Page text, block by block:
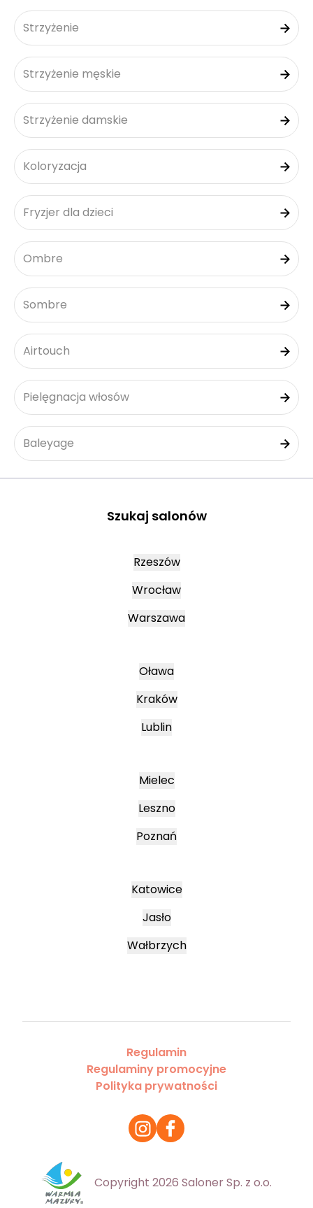
Strzyżenie
Strzyżenie męskie
Strzyżenie damskie
Koloryzacja
Fryzjer dla dzieci
Ombre
Sombre
Airtouch
Pielęgnacja włosów
Baleyage
Szukaj salonów
Rzeszów
Wrocław
Warszawa
Oława
Kraków
Lublin
Mielec
Leszno
Poznań
Katowice
Jasło
Wałbrzych
Regulamin
Regulaminy promocyjne
Polityka prywatności
Copyright 2026 Saloner Sp. z o.o.